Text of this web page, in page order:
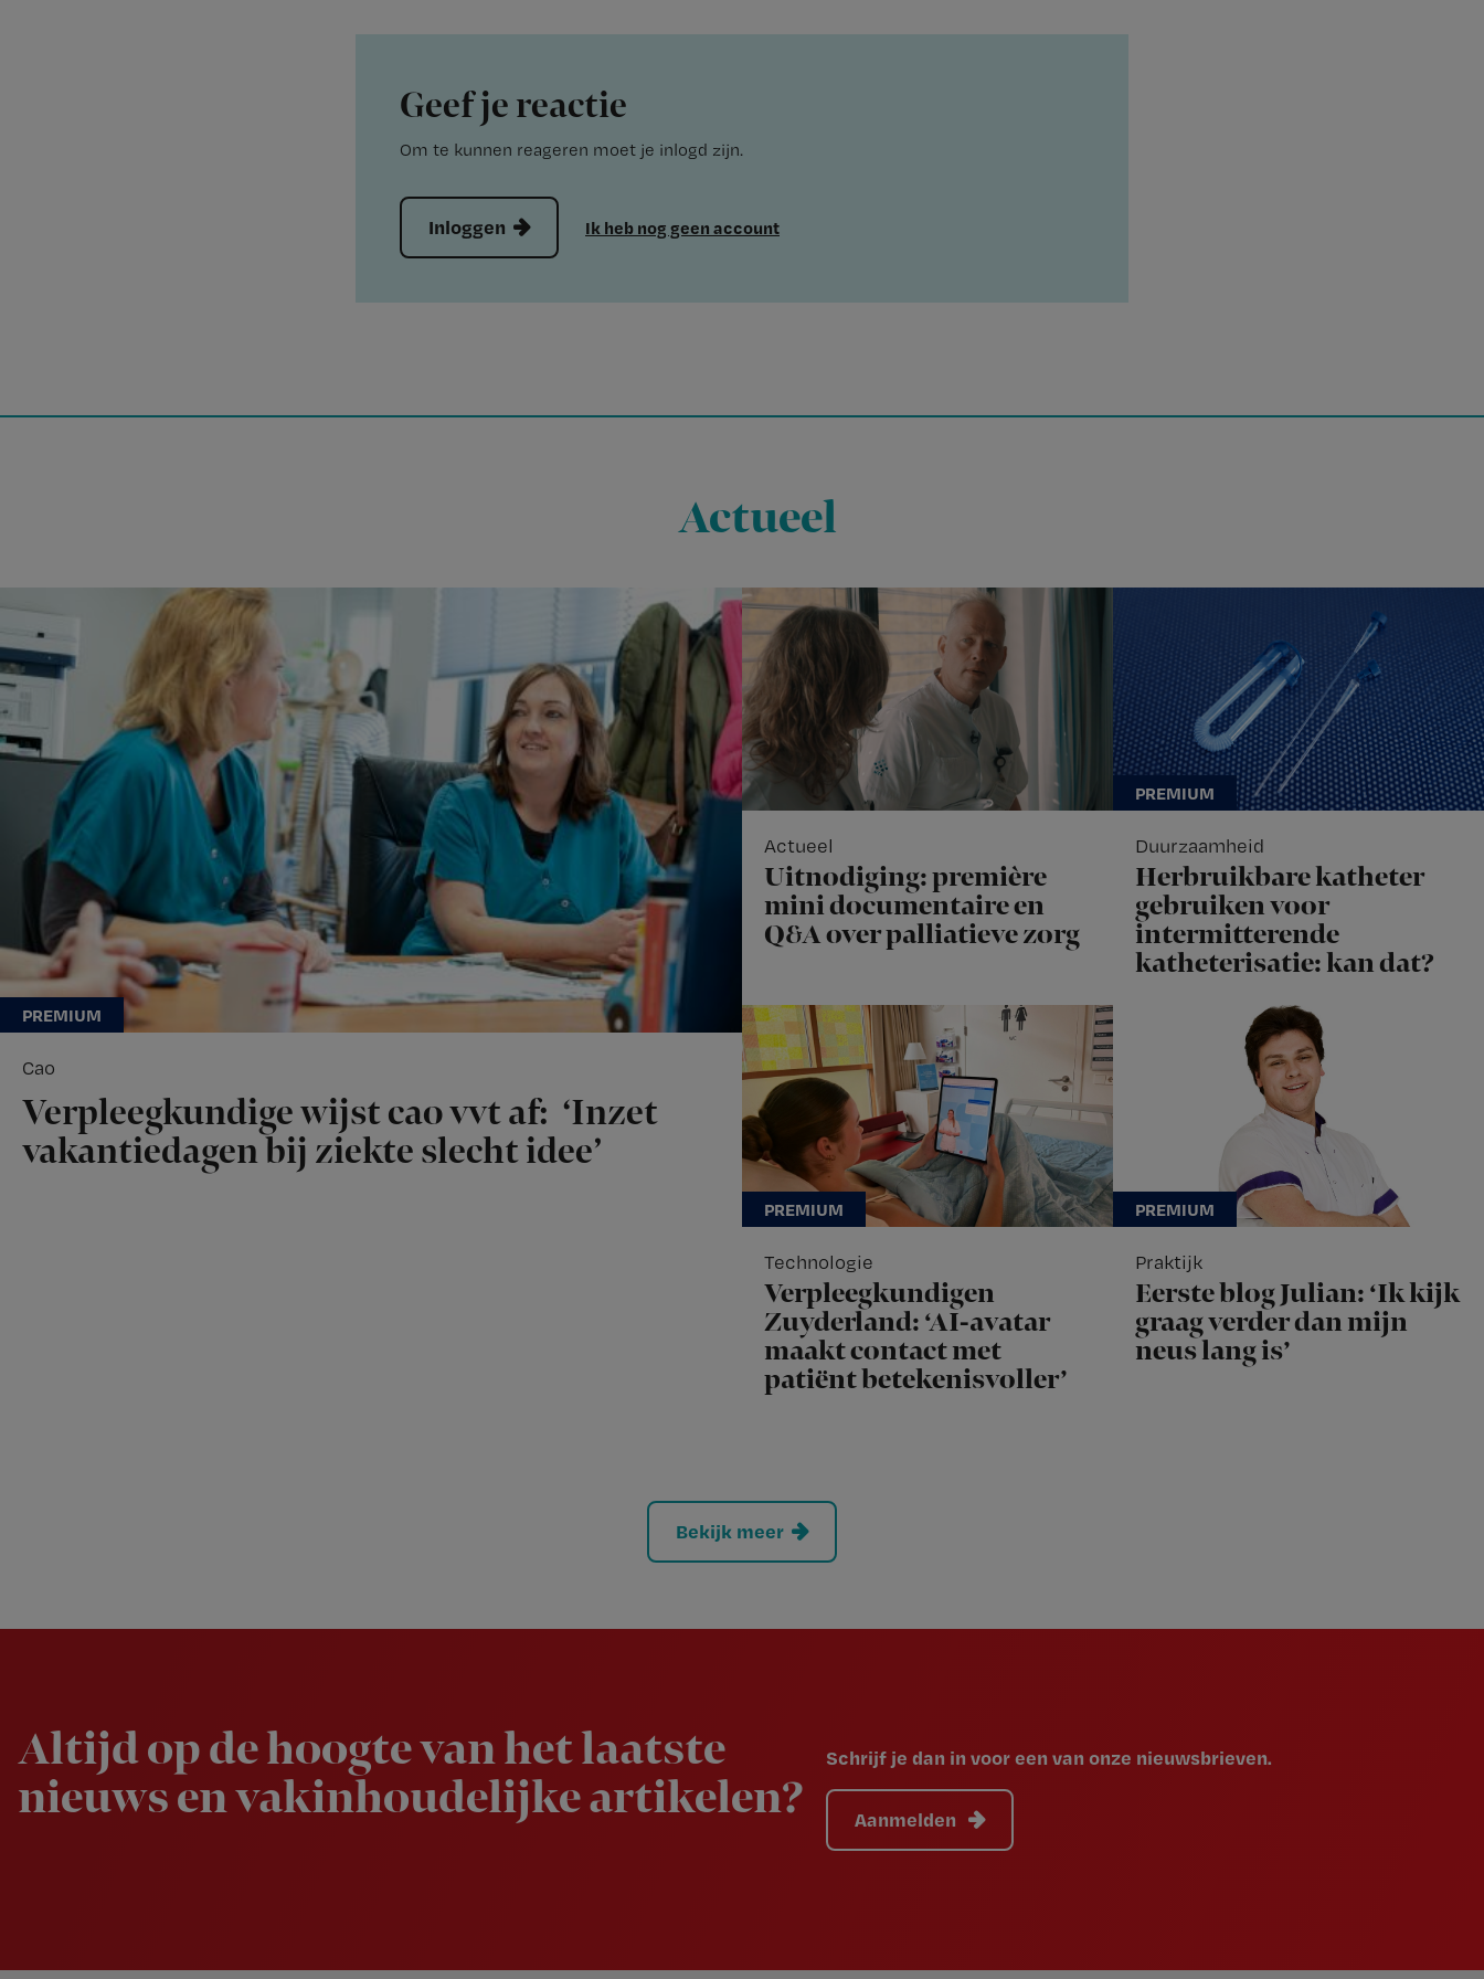
Geef je reactie
Om te kunnen reageren moet je inlogd zijn.
Inloggen Ik heb nog geen account
Actueel
Cao
Verpleegkundige wijst cao vvt af: ‘Inzet
vakantiedagen bij ziekte slecht idee’
Actueel
Uitnodiging: première
mini documentaire en
Q&A over palliatieve zorg
Duurzaamheid
Herbruikbare katheter
gebruiken voor
intermitterende
katheterisatie: kan dat?
Technologie
Verpleegkundigen
Zuyderland: ‘AI-avatar
maakt contact met
patiënt betekenisvoller’
Praktijk
Eerste blog Julian: ‘Ik kijk
graag verder dan mijn
neus lang is’
Bekijk meer
Altijd op de hoogte van het laatste
nieuws en vakinhoudelijke artikelen?
Schrijf je dan in voor een van onze nieuwsbrieven.
Aanmelden